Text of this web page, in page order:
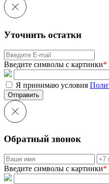
Уточнить остатки
Введите символы с картинки*
Я принимаю условия
Отправить
Обратный звонок
Введите символы с картинки*